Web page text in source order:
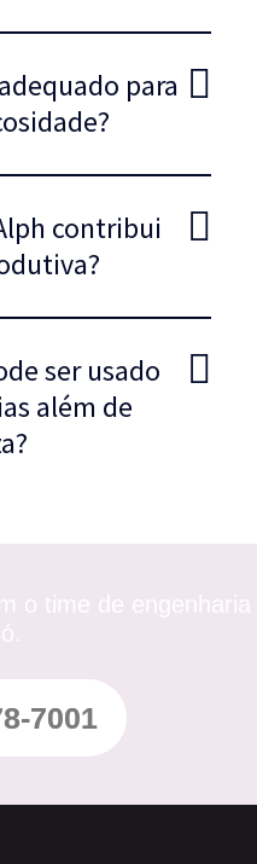
para
contribui
ser usado
além de
o time de engenharia
7001